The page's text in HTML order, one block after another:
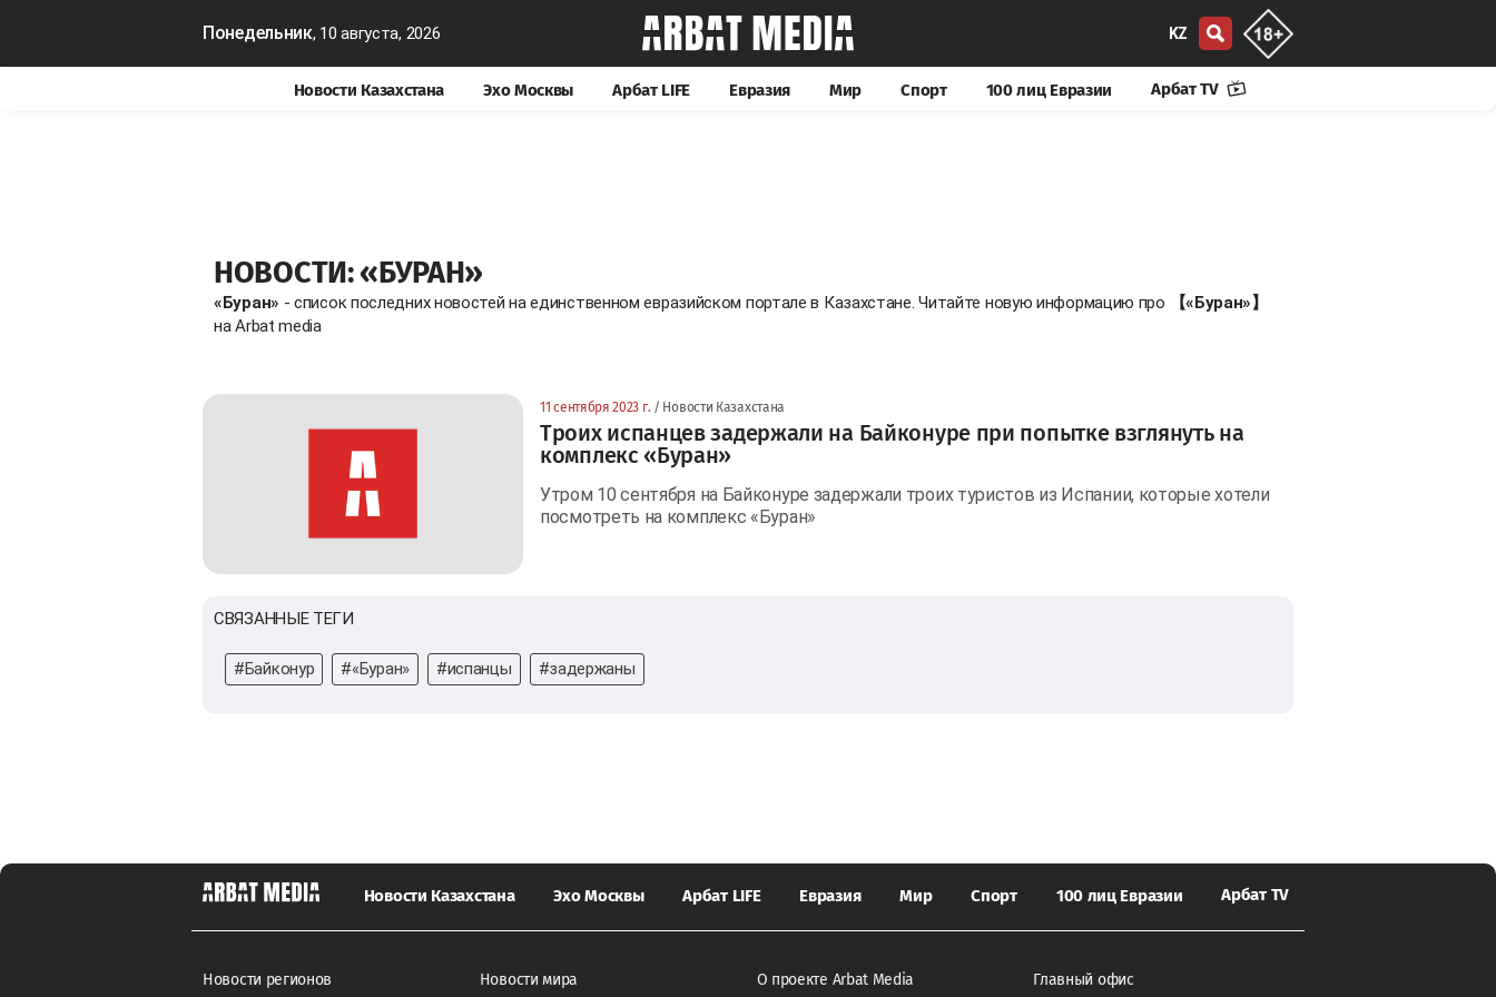
Понедельник, 10 августа, 2026 KZ
Новости Казахстана Эхо Москвы Арбат LIFE Евразия Мир Спорт 100 лиц Евразии Арбат TV
НОВОСТИ: «БУРАН»
«Буран» - список последних новостей на единственном евразийском портале в Казахстане. Читайте новую информацию про
【«Буран»】
на Arbat media
11 сентября 2023 г. / Новости Казахстана
Троих испанцев задержали на Байконуре при попытке взглянуть на
комплекс «Буран»
Утром 10 сентября на Байконуре задержали троих туристов из Испании, которые хотели
посмотреть на комплекс «Буран»
СВЯЗАННЫЕ ТЕГИ
#Байконур #«Буран» #испанцы #задержаны
Новости Казахстана Эхо Москвы Арбат LIFE Евразия Мир Спорт 100 лиц Евразии Арбат TV
Новости регионов Новости мира О проекте Arbat Media Главный офис